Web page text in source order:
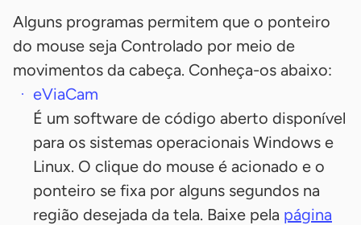
Alguns programas permitem que o ponteiro
do mouse seja Controlado por meio de
movimentos da cabeça. Conheça-os abaixo:
eViaCam
É um software de código aberto disponível
para os sistemas operacionais Windows e
Linux. O clique do mouse é acionado e o
ponteiro se fixa por alguns segundos na
região desejada da tela. Baixe pela página